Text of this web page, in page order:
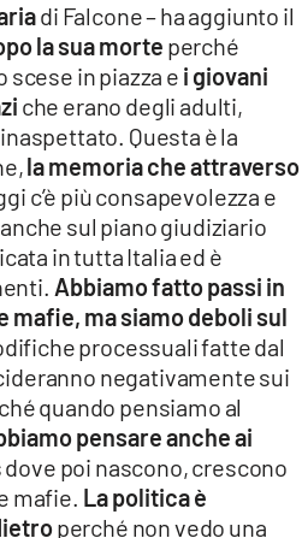
di Falcone – ha aggiunto il
la sua morte perché
in piazza e i giovani
che erano degli adulti,
Questa è la
la memoria che attraverso
c’è più consapevolezza e
sul piano giudiziario
in tutta Italia ed è
Abbiamo fatto passi in
mafie, ma siamo deboli sul
processuali fatte dal
negativamente sui
quando pensiamo al
pensare anche ai
dove poi nascono, crescono
mafie. La politica è
perché non vedo una